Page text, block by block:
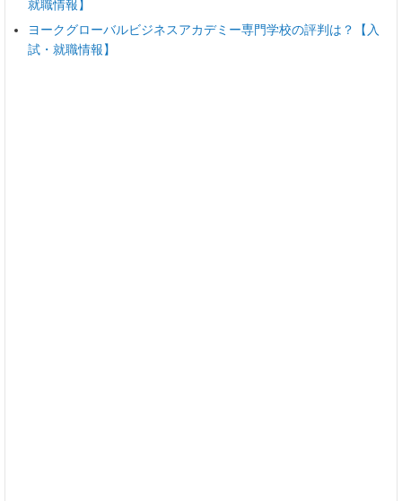
就職情報】
ヨークグローバルビジネスアカデミー専門学校の評判は？【入
試・就職情報】